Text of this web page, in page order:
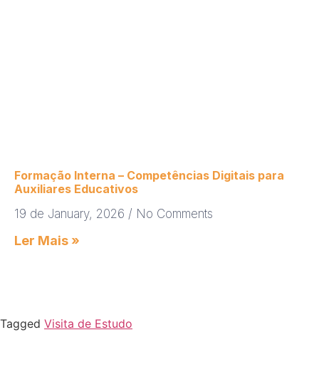
Formação Interna – Competências Digitais para
Auxiliares Educativos
19 de January, 2026
No Comments
Ler Mais »
Tagged Visita de Estudo